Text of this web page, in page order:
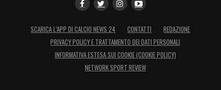
SCARICA L’APP DI CALCIO NEWS 24 CONTATTI
REDAZIONE
PRIVACY POLICY E TRATTAMENTO DEI DATI PERSONALI
INFORMATIVA ESTESA SUI COOKIE (COOKIE POLICY)
NETWORK SPORT REVIEW